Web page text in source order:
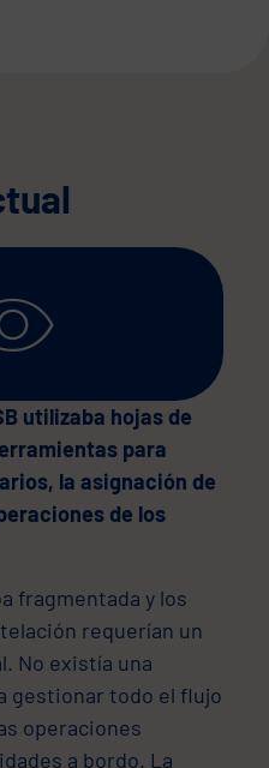
utilizaba hojas de
para
la asignación de
de los
fragmentada y los
requerían un
No existía una
gestionar todo el flujo
operaciones
a bordo. La